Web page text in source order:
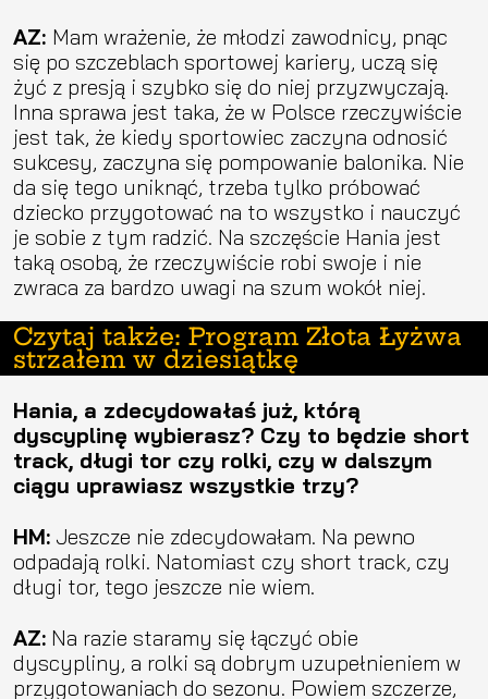
AZ: Mam wrażenie, że młodzi zawodnicy, pnąc
się po szczeblach sportowej kariery, uczą się
żyć z presją i szybko się do niej przyzwyczają.
Inna sprawa jest taka, że w Polsce rzeczywiście
jest tak, że kiedy sportowiec zaczyna odnosić
sukcesy, zaczyna się pompowanie balonika. Nie
da się tego uniknąć, trzeba tylko próbować
dziecko przygotować na to wszystko i nauczyć
je sobie z tym radzić. Na szczęście Hania jest
taką osobą, że rzeczywiście robi swoje i nie
zwraca za bardzo uwagi na szum wokół niej.
Czytaj także: Program Złota Łyżwa
strzałem w dziesiątkę
Hania, a zdecydowałaś już, którą
dyscyplinę wybierasz? Czy to będzie short
track, długi tor czy rolki, czy w dalszym
ciągu uprawiasz wszystkie trzy?
HM: Jeszcze nie zdecydowałam. Na pewno
odpadają rolki. Natomiast czy short track, czy
długi tor, tego jeszcze nie wiem.
AZ: Na razie staramy się łączyć obie
dyscypliny, a rolki są dobrym uzupełnieniem w
przygotowaniach do sezonu. Powiem szczerze,